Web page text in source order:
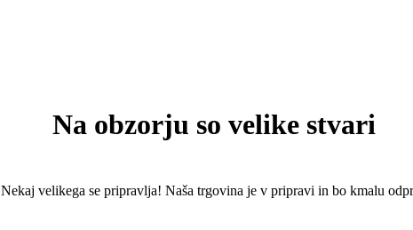
Na obzorju so velike stvari
Nekaj ​​velikega se pripravlja! Naša trgovina je v pripravi in ​​bo kmalu